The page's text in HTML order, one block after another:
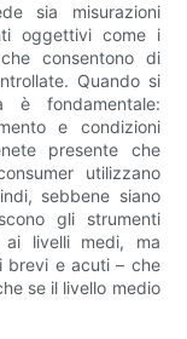
sia misurazioni
oggettivi come i
consentono di
Quando si
è fondamentale:
e condizioni
presente che
utilizzano
sebbene siano
gli strumenti
ai livelli medi, ma
brevi e acuti – che
se il livello medio